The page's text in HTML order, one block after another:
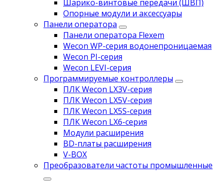
Шарико-винтовые передачи (ШВП)
Опорные модули и аксессуары
Панели оператора
Панели оператора Flexem
Wecon WP-серия водонепроницаемая
Wecon PI-серия
Wecon LEVI-серия
Программируемые контроллеры
ПЛК Wecon LX3V-серия
ПЛК Wecon LX5V-серия
ПЛК Wecon LX5S-серия
ПЛК Wecon LX6-серия
Модули расширения
BD-платы расширения
V-BOX
Преобразователи частоты промышленные